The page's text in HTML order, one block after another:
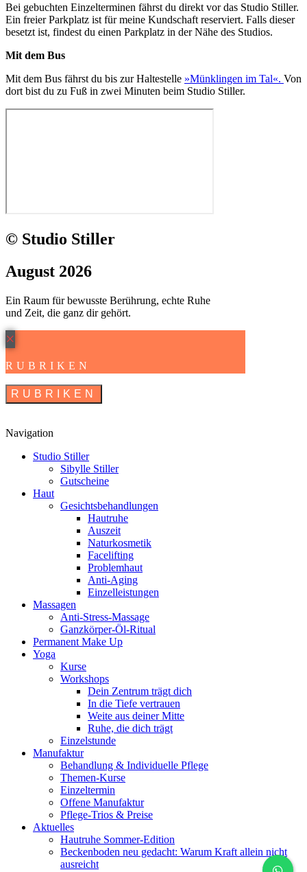
Bei gebuchten Einzelterminen fährst du direkt vor das Studio Stiller.
Ein freier Parkplatz ist für meine Kundschaft reserviert. Falls dieser
besetzt ist, findest du einen Parkplatz in der Nähe des Studios.
Mit dem Bus
Mit dem Bus fährst du bis zur Haltestelle »Münklingen im Tal«. Von
dort bist du zu Fuß in zwei Minuten beim Studio Stiller.
© Studio Stiller
August 2026
Ein Raum für bewusste Berührung, echte Ruhe
und Zeit, die ganz dir gehört.
×
RUBRIKEN
RUBRIKEN
Navigation
Studio Stiller
Sibylle Stiller
Gutscheine
Haut
Gesichtsbehandlungen
Hautruhe
Auszeit
Naturkosmetik
Facelifting
Problemhaut
Anti-Aging
Einzelleistungen
Massagen
Anti-Stress-Massage
Ganzkörper-Öl-Ritual
Permanent Make Up
Yoga
Kurse
Workshops
Dein Zentrum trägt dich
In die Tiefe vertrauen
Weite aus deiner Mitte
Ruhe, die dich trägt
Einzelstunde
Manufaktur
Behandlung & Individuelle Pflege
Themen-Kurse
Einzeltermin
Offene Manufaktur
Pflege-Trios & Preise
Aktuelles
Hautruhe Sommer-Edition
Beckenboden neu gedacht: Warum Kraft allein nicht
ausreicht